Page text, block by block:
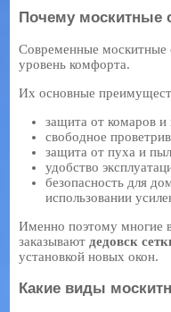
Почему москитные
Современные москитные
уровень комфорта.
Их основные
защита от комаров и
свободное
защита от пуха и
удобство
безопасность для
использовании
Именно поэтому многие
заказывают дедовск
установкой новых окон.
Какие виды